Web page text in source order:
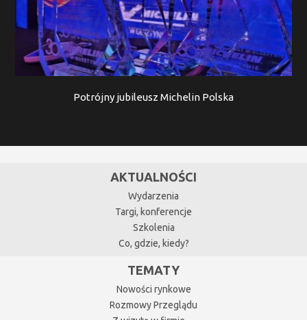
Potrójny jubileusz Michelin Polska
AKTUALNOŚCI
Wydarzenia
Targi, konferencje
Szkolenia
Co, gdzie, kiedy?
TEMATY
Nowości rynkowe
Rozmowy Przeglądu